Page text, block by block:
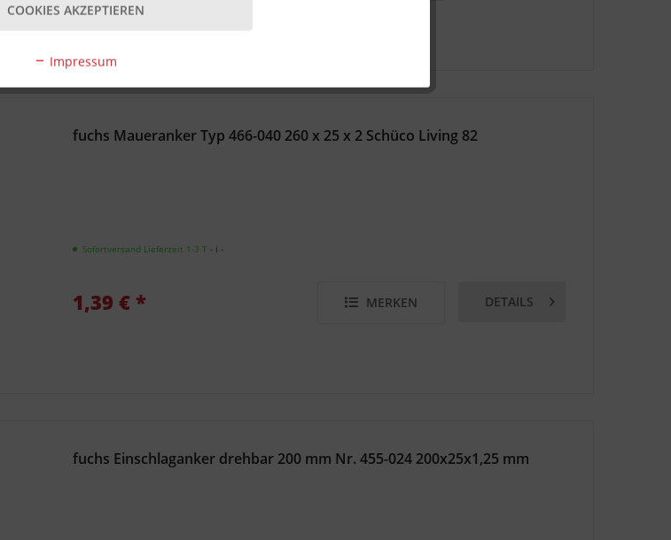
fuchs Maueranker Typ 466-040 260 x 25 x 2 Schüco Living 82
Sofortversand Lieferzeit 1-3 T- ℹ -
1,39 € * MERKEN DETAILS
fuchs Einschlaganker drehbar 200 mm Nr. 455-024 200x25x1,25 mm
COOKIES AKZEPTIEREN
Impressum